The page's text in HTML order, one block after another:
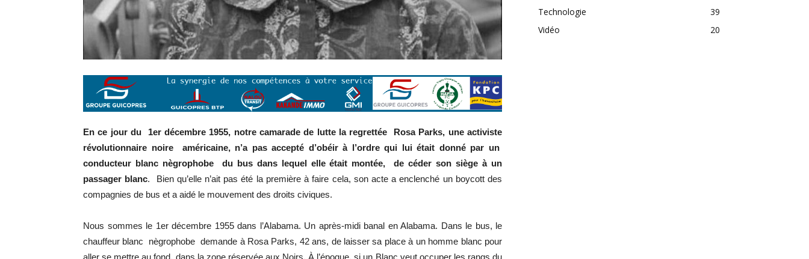
En ce jour du 1er décembre 1955, notre camarade de lutte la regrettée Rosa Parks, une activiste
révolutionnaire noire américaine, n’a pas accepté d’obéir à l’ordre qui lui était donné par un
conducteur blanc nègrophobe du bus dans lequel elle était montée, de céder son siège à un
passager blanc. Bien qu’elle n’ait pas été la première à faire cela, son acte a enclenché un boycott des
compagnies de bus et a aidé le mouvement des droits civiques.
Nous sommes le 1er décembre 1955 dans l’Alabama. Un après-midi banal en Alabama. Dans le bus, le
chauffeur blanc nègrophobe demande à Rosa Parks, 42 ans, de laisser sa place à un homme blanc pour
aller se mettre au fond, dans la zone réservée aux Noirs. À l’époque, si un Blanc veut occuper les rangs du
Technologie
39
Vidéo
20